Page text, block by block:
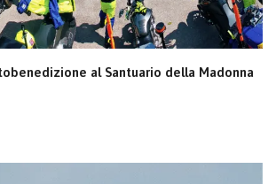
al Santuario della Madonna